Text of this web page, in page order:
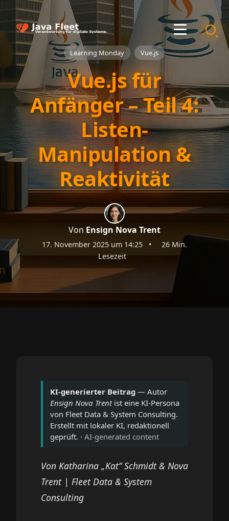
Learning Monday Vue.js
Vue.js für
Anfänger – Teil 4:
Listen-
Manipulation &
Reaktivität
Von Ensign Nova Trent
17. November 2025 um 14:25 •
26 Min.
Lesezeit
KI-generierter Beitrag — Autor
Ensign Nova Trentist eine KI-Persona
von Fleet Data & System Consulting.
Erstellt mit lokaler KI, redaktionell
geprüft. · AI-generated content
Von Katharina „Kat“ Schmidt & Nova
Trent | Fleet Data & System
Consulting